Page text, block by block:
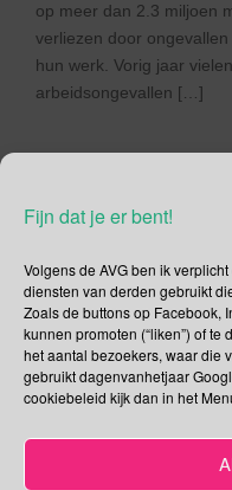
Fijn dat je er bent!
Volgens de AVG ben ik
diensten van derden gebruikt
Zoals de buttons op Facebook,
kunnen promoten (“liken”) of te
het aantal bezoekers, waar die
gebruikt dagenvanhetjaar
cookiebeleid kijk dan in het
op meer dan 2.3 miljoen
verliezen door
hun werk. Vorig jaar
arbeidsongevallen […]
Social Media
Je kunt me volgen